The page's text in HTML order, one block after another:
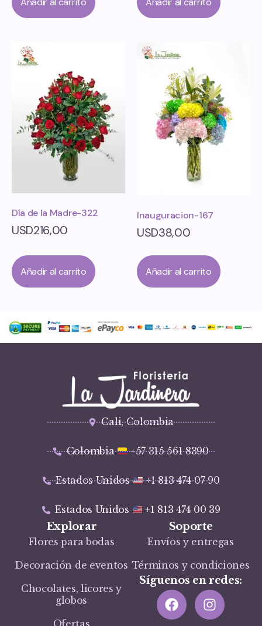
Día de la Madre-322
USD216,00
Añadir al carrito
Inauguracion-167
USD38,00
Añadir al carrito
Cali, Colombia
Colombia +57 315 561 8390
Estados Unidos +1 813 474 07 90
Estados Unidos +1 813 474 00 39
Explorar
Flores para bodas
Decoración de eventos
Chocolates, licores y
globos
Soporte
Envíos y entregas
Términos y condiciones
Síguenos en redes: